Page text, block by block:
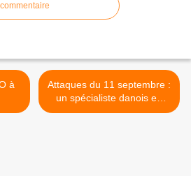
Attaques du 11 septembre :
un spécialiste danois en
nano-chimie, vient de